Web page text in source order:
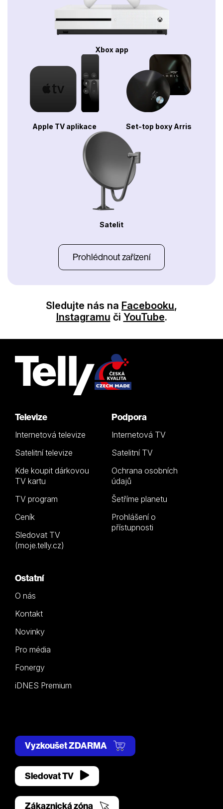
Xbox app
Apple TV aplikace Set-top boxy Arris
Satelit
Prohlédnout zařízení
Sledujte nás na Facebooku,
Instagramu či YouTube.
Televize
Internetová televize
Satelitní televize
Kde koupit dárkovou
TV kartu
TV program
Ceník
Sledovat TV
(moje.telly.cz)
Podpora
Internetová TV
Satelitní TV
Ochrana osobních
údajů
Šetříme planetu
Prohlášení o
přístupnosti
Ostatní
O nás
Kontakt
Novinky
Pro média
Fonergy
iDNES Premium
Vyzkoušet ZDARMA
Sledovat TV
Zákaznická zóna